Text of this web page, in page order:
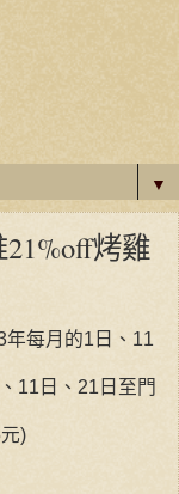
▼
烤雞
年每月的1日、11
11日、21日至門
)